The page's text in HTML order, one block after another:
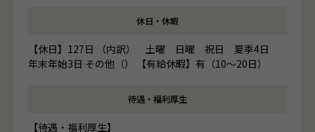
休日・休暇
【休日】127日 （内訳） 土曜 日曜 祝日 夏季4日
年末年始3日 その他（） 【有給休暇】有（10～20日）
待遇・福利厚生
【待遇・福利厚生】